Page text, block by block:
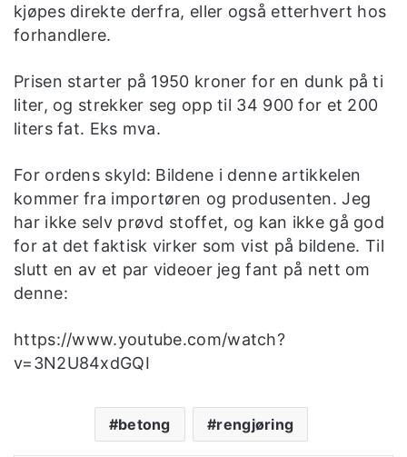
kjøpes direkte derfra, eller også etterhvert hos
forhandlere.
Prisen starter på 1950 kroner for en dunk på ti
liter, og strekker seg opp til 34 900 for et 200
liters fat. Eks mva.
For ordens skyld: Bildene i denne artikkelen
kommer fra importøren og produsenten. Jeg
har ikke selv prøvd stoffet, og kan ikke gå god
for at det faktisk virker som vist på bildene. Til
slutt en av et par videoer jeg fant på nett om
denne:
https://www.youtube.com/watch?
v=3N2U84xdGQI
betong rengjøring